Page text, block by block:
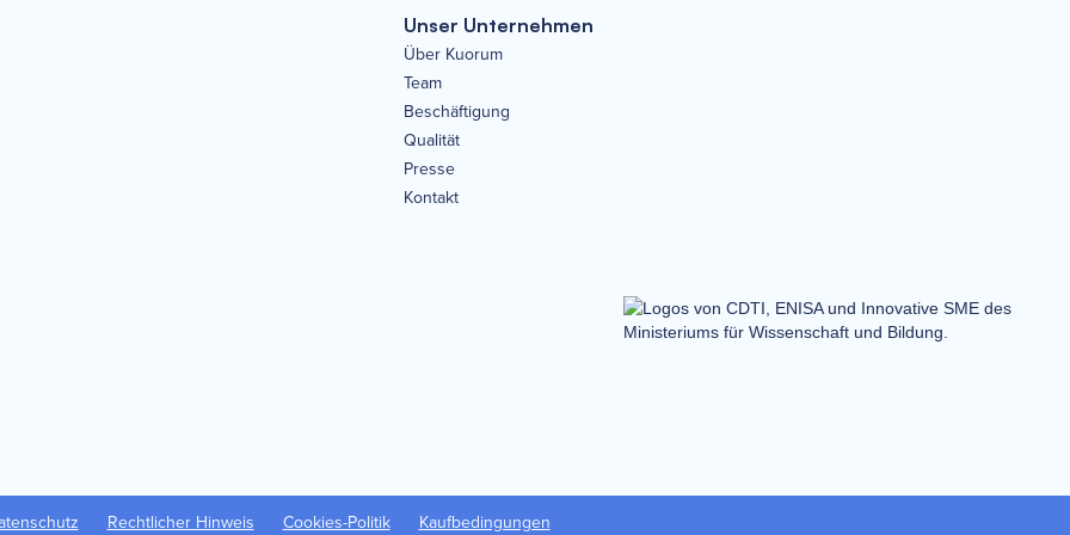
Unser Unternehmen
Über Kuorum
Team
Beschäftigung
Qualität
Presse
Kontakt
Rechtlicher Hinweis Cookies-Politik Kaufbedingungen